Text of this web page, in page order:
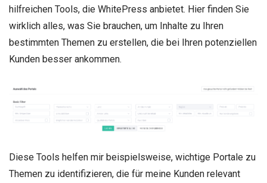
hilfreichen Tools, die WhitePress anbietet. Hier finden Sie
wirklich alles, was Sie brauchen, um Inhalte zu Ihren
bestimmten Themen zu erstellen, die bei Ihren potenziellen
Kunden besser ankommen.
Diese Tools helfen mir beispielsweise, wichtige Portale zu
Themen zu identifizieren, die für meine Kunden relevant